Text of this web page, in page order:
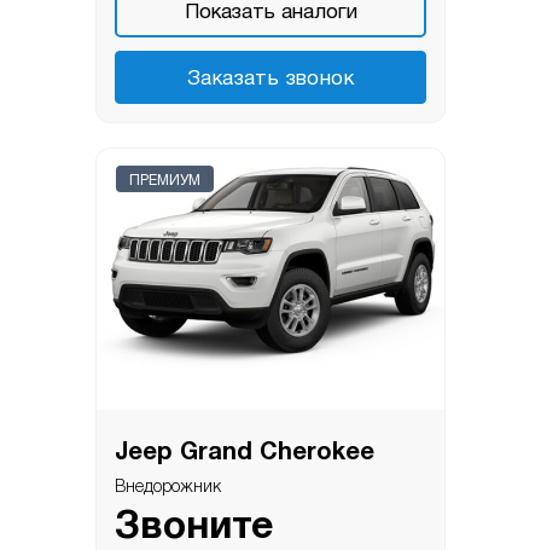
Показать аналоги
Заказать звонок
ПРЕМИУМ
Jeep Grand Cherokee
Внедорожник
Звоните